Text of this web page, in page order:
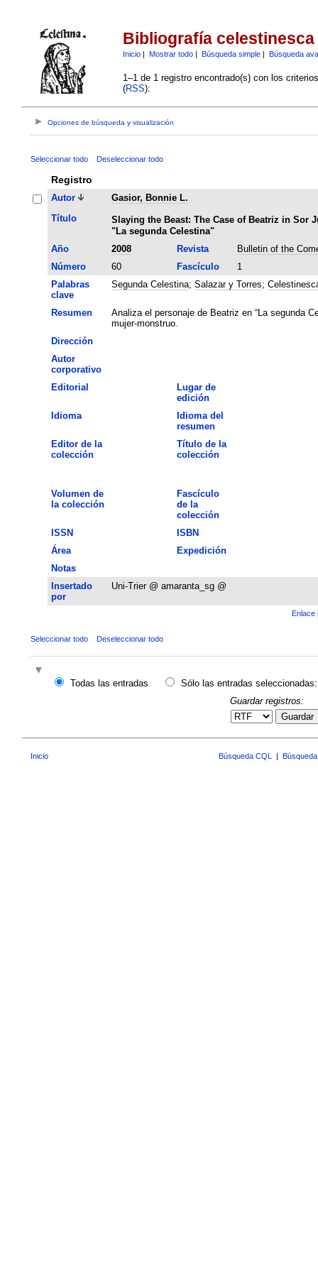
Bibliografía celestinesca
Inicio| Mostrar todo| Búsqueda simple| Búsqueda
1–1 de 1 registro encontrado(s) con los
(RSS):
Opciones de búsqueda y visualización
Seleccionar todo Deseleccionar todo
Registro
Autor
Gasior, Bonnie L.
Título
Slaying the Beast: The Case of Beatriz in
"La segunda Celestina"
Año
2008 Revista
Bulletin of the
Número
60 Fascículo
1
Palabras
clave
Segunda Celestina; Salazar y Torres;
Resumen
Analiza el personaje de Beatriz en “La segunda
mujer-monstruo.
Dirección
Autor
corporativo
Editorial
Lugar de
edición
Idioma
Idioma del
resumen
Editor de la
colección
Título de la
colección
Volumen de
la colección
Fascículo
de la
colección
ISSN
ISBN
Área
Expedición
Notas
Insertado
por
Uni-Trier @ amaranta_sg @
Enlace
Seleccionar todo Deseleccionar todo
Todas las entradas
Sólo las entradas seleccionadas:
Guardar registros:
Guardar
Inicio Búsqueda CQL